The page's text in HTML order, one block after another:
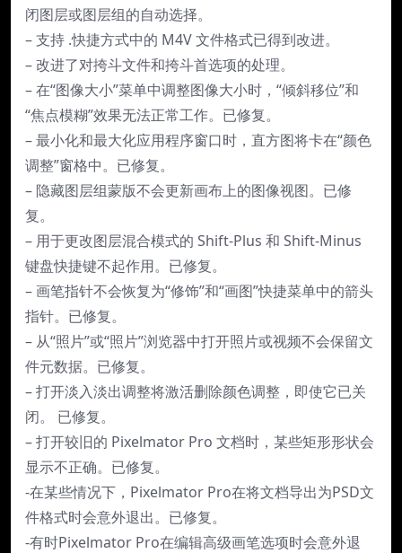
闭图层或图层组的自动选择。
– 支持 .快捷方式中的 M4V 文件格式已得到改进。
– 改进了对挎斗文件和挎斗首选项的处理。
– 在“图像大小”菜单中调整图像大小时，“倾斜移位”和
“焦点模糊”效果无法正常工作。已修复。
– 最小化和最大化应用程序窗口时，直方图将卡在“颜色
调整”窗格中。已修复。
– 隐藏图层组蒙版不会更新画布上的图像视图。已修
复。
– 用于更改图层混合模式的 Shift-Plus 和 Shift-Minus
键盘快捷键不起作用。已修复。
– 画笔指针不会恢复为“修饰”和“画图”快捷菜单中的箭头
指针。已修复。
– 从“照片”或“照片”浏览器中打开照片或视频不会保留文
件元数据。已修复。
– 打开淡入淡出调整将激活删除颜色调整，即使它已关
闭。 已修复。
– 打开较旧的 Pixelmator Pro 文档时，某些矩形形状会
显示不正确。已修复。
-在某些情况下，Pixelmator Pro在将文档导出为PSD文
件格式时会意外退出。已修复。
-有时Pixelmator Pro在编辑高级画笔选项时会意外退